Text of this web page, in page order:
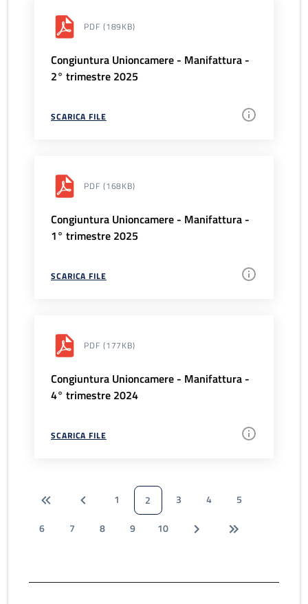
PDF (189KB)
Congiuntura Unioncamere - Manifattura -
2° trimestre 2025
SCARICA FILE
PDF (168KB)
Congiuntura Unioncamere - Manifattura -
1° trimestre 2025
SCARICA FILE
PDF (177KB)
Congiuntura Unioncamere - Manifattura -
4° trimestre 2024
SCARICA FILE
1 2 3 4
5
6
7 8 9 10